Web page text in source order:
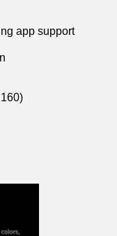
app support